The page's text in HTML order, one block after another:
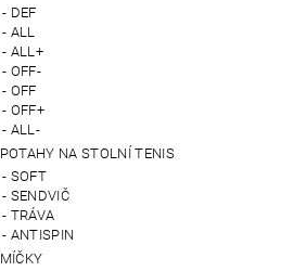
DEF
ALL
ALL+
OFF-
OFF
OFF+
ALL-
POTAHY NA STOLNÍ TENIS
SOFT
SENDVIČ
TRÁVA
ANTISPIN
MÍČKY